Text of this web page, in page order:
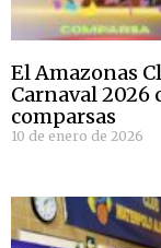
El Amazonas
Carnaval 2026
comparsas
10 de enero de 2026